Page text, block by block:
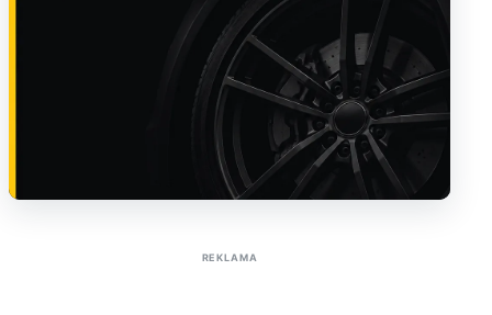
REKLAMA